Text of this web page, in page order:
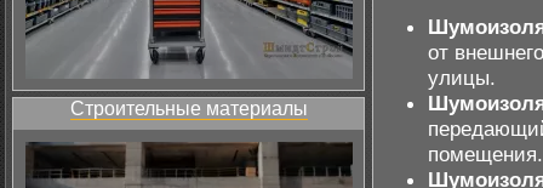
Строительные материалы
от
улицы.
помещения.